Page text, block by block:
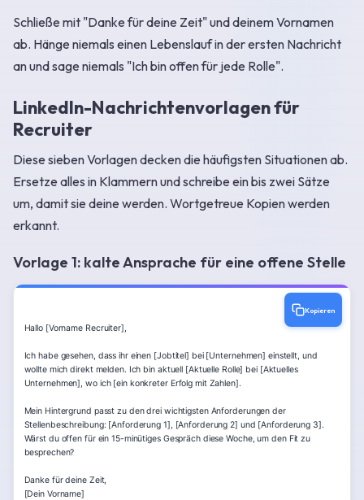
Schließe mit "Danke für deine Zeit" und deinem Vornamen
ab. Hänge niemals einen Lebenslauf in der ersten Nachricht
an und sage niemals "Ich bin offen für jede Rolle".
LinkedIn-Nachrichtenvorlagen für
Recruiter
Diese sieben Vorlagen decken die häufigsten Situationen ab.
Ersetze alles in Klammern und schreibe ein bis zwei Sätze
um, damit sie deine werden. Wortgetreue Kopien werden
erkannt.
Vorlage 1: kalte Ansprache für eine offene Stelle
Kopieren
Hallo [Vorname Recruiter],
Ich habe gesehen, dass ihr einen [Jobtitel] bei [Unternehmen] einstellt, und
wollte mich direkt melden. Ich bin aktuell [Aktuelle Rolle] bei [Aktuelles
Unternehmen], wo ich [ein konkreter Erfolg mit Zahlen].
Mein Hintergrund passt zu den drei wichtigsten Anforderungen der
Stellenbeschreibung: [Anforderung 1], [Anforderung 2] und [Anforderung 3].
Wärst du offen für ein 15-minütiges Gespräch diese Woche, um den Fit zu
besprechen?
Danke für deine Zeit,
[Dein Vorname]